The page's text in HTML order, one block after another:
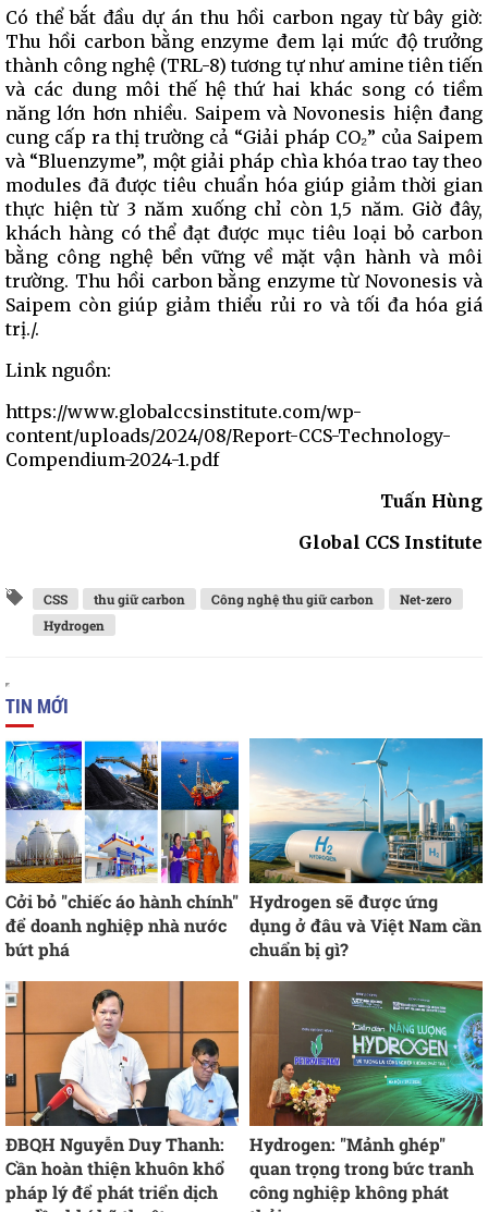
Có thể bắt đầu dự án thu hồi carbon ngay từ bây giờ:
Thu hồi carbon bằng enzyme đem lại mức độ trưởng
thành công nghệ (TRL-8) tương tự như amine tiên tiến
và các dung môi thế hệ thứ hai khác song có tiềm
năng lớn hơn nhiều. Saipem và Novonesis hiện đang
cung cấp ra thị trường cả “Giải pháp CO₂” của Saipem
và “Bluenzyme”, một giải pháp chìa khóa trao tay theo
modules đã được tiêu chuẩn hóa giúp giảm thời gian
thực hiện từ 3 năm xuống chỉ còn 1,5 năm. Giờ đây,
khách hàng có thể đạt được mục tiêu loại bỏ carbon
bằng công nghệ bền vững về mặt vận hành và môi
trường. Thu hồi carbon bằng enzyme từ Novonesis và
Saipem còn giúp giảm thiểu rủi ro và tối đa hóa giá
trị./.
Link nguồn:
https://www.globalccsinstitute.com/wp-
content/uploads/2024/08/Report-CCS-Technology-
Compendium-2024-1.pdf
Tuấn Hùng
Global CCS Institute
CSS thu giữ carbon Công nghệ thu giữ carbon
Net-zero
Hydrogen
TIN MỚI
Cởi bỏ "chiếc áo hành chính"
để doanh nghiệp nhà nước
bứt phá
Hydrogen sẽ được ứng
dụng ở đâu và Việt Nam cần
chuẩn bị gì?
ĐBQH Nguyễn Duy Thanh:
Cần hoàn thiện khuôn khổ
pháp lý để phát triển dịch
Hydrogen: "Mảnh ghép"
quan trọng trong bức tranh
công nghiệp không phát